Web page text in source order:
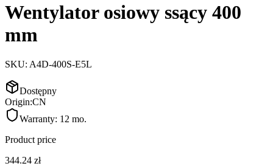
Wentylator osiowy ssący 400
mm
SKU: A4D-400S-E5L
Dostępny
Origin:CN
Warranty: 12 mo.
Product price
344.24 zł